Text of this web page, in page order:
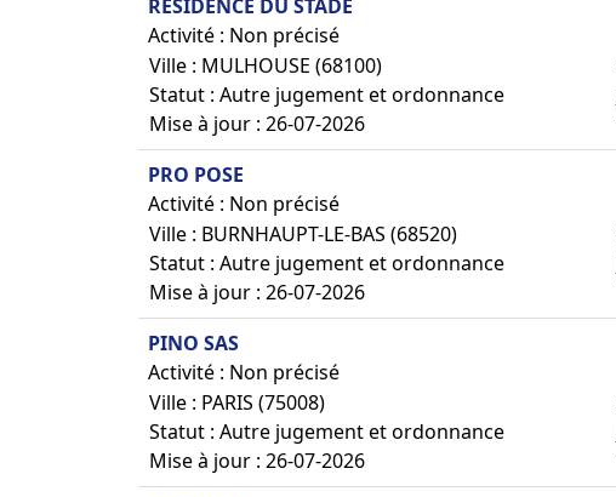
RESIDENCE DU STADE
Activité : Non précisé
Ville : MULHOUSE (68100)
Statut : Autre jugement et ordonnance
Mise à jour : 26-07-2026
PRO POSE
Activité : Non précisé
Ville : BURNHAUPT-LE-BAS (68520)
Statut : Autre jugement et ordonnance
Mise à jour : 26-07-2026
PINO SAS
Activité : Non précisé
Ville : PARIS (75008)
Statut : Autre jugement et ordonnance
Mise à jour : 26-07-2026